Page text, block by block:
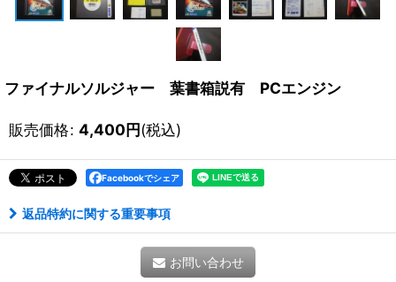
ファイナルソルジャー 葉書箱説有 PCエンジン
販売価格: 4,400円(税込)
Facebookでシェア
返品特約に関する重要事項
お問い合わせ